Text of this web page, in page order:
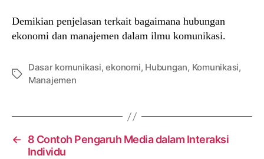
Demikian penjelasan terkait bagaimana hubungan
ekonomi dan manajemen dalam ilmu komunikasi.
Tags
Dasar komunikasi,ekonomi, Hubungan, Komunikasi,
Manajemen
←
8 Contoh Pengaruh Media dalam Interaksi
Individu